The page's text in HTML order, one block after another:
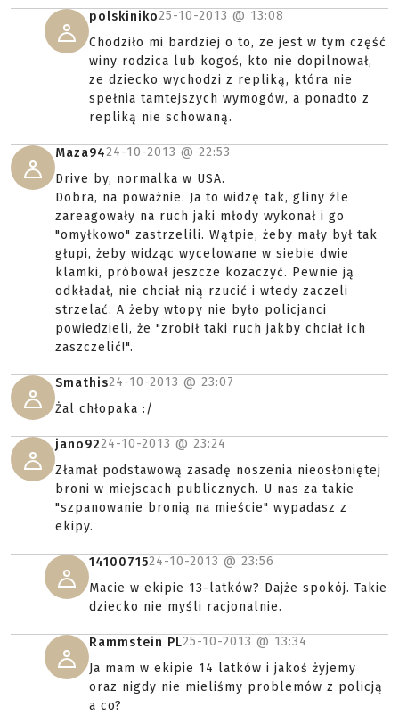
polskiniko25-10-2013 @ 13:08
Chodziło mi bardziej o to, ze jest w tym część
winy rodzica lub kogoś, kto nie dopilnował,
ze dziecko wychodzi z repliką, która nie
spełnia tamtejszych wymogów, a ponadto z
repliką nie schowaną.
Maza9424-10-2013 @ 22:53
Drive by, normalka w USA.
Dobra, na poważnie. Ja to widzę tak, gliny źle
zareagowały na ruch jaki młody wykonał i go
"omyłkowo" zastrzelili. Wątpie, żeby mały był tak
głupi, żeby widząc wycelowane w siebie dwie
klamki, próbował jeszcze kozaczyć. Pewnie ją
odkładał, nie chciał nią rzucić i wtedy zaczeli
strzelać. A żeby wtopy nie było policjanci
powiedzieli, że "zrobił taki ruch jakby chciał ich
zaszczelić!".
Smathis24-10-2013 @ 23:07
Żal chłopaka :/
jano9224-10-2013 @ 23:24
Złamał podstawową zasadę noszenia nieosłoniętej
broni w miejscach publicznych. U nas za takie
"szpanowanie bronią na mieście" wypadasz z
ekipy.
1410071524-10-2013 @ 23:56
Macie w ekipie 13-latków? Dajże spokój. Takie
dziecko nie myśli racjonalnie.
Rammstein PL25-10-2013 @ 13:34
Ja mam w ekipie 14 latków i jakoś żyjemy
oraz nigdy nie mieliśmy problemów z policją
a co?